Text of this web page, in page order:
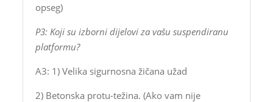
opseg)
P3: Koji su izborni dijelovi za vašu suspendiranu
platformu?
A3: 1) Velika sigurnosna žičana užad
2) Betonska protu-težina. (Ako vam nije